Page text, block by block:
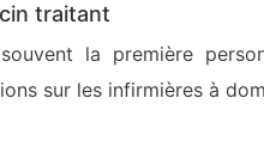
traitant
la première
sur les infirmières à